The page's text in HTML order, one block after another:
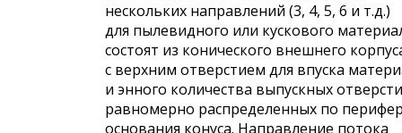
нескольких направлений (3, 4, 5, 6 и т.д.)
для пылевидного или кускового
состоят из конического внешнего
с верхним отверстием для впуска
и энного количества выпускных
равномерно распределенных по
основания конуса. Направление потока